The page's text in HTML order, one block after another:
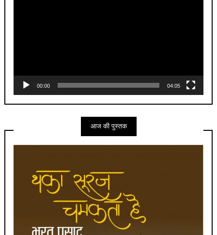
00:00 04:05
आज की पुस्तक